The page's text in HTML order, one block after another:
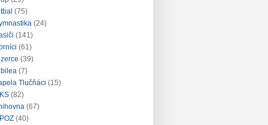
(75)
(24)
(141)
(61)
(39)
(7)
Tlučňáci (15)
(82)
(67)
(40)